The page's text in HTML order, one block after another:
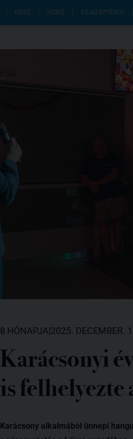
FOTÓ VIDEÓ FEJLESZTÉSEK
8 HÓNAPJA|2025. DECEMBER.
Karácsonyi
is felhelyezte
Karácsony alkalmából ünnepi